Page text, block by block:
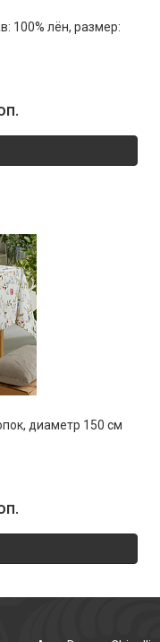
100% лён, размер:
диаметр 150 см